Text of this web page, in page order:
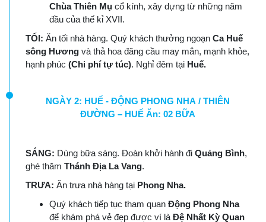
Chùa Thiên Mụcổ kính, xây dựng từ những năm
đầu của thế kỉ XVII.
TỐI: Ăn tối nhà hàng. Quý khách thưởng ngoạn Ca Huế
sông Hươngvà thả hoa đăng cầu may mắn, mạnh khỏe,
hạnh phúc (Chi phí tự túc). Nghỉ đêm tại Huế.
NGÀY 2: HUẾ - ĐỘNG PHONG NHA / THIÊN
ĐƯỜNG – HUẾ Ăn: 02 BỮA
SÁNG: Dùng bữa sáng. Đoàn khởi hành đi Quảng Bình,
ghé thăm Thánh Địa La Vang.
TRƯA: Ăn trưa nhà hàng tại Phong Nha.
Quý khách tiếp tục tham quan Động Phong Nha
để khám phá vẻ đẹp được ví là Đệ Nhất Kỳ Quan